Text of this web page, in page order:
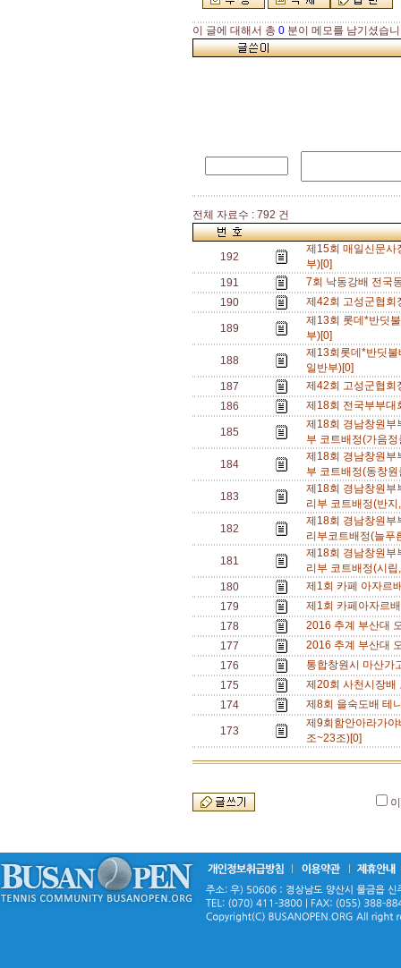
이 글에 대해서 총 0 분이 메모를 남기셨습
전체 자료수 : 792 건
192
제15회 매일신문사
부)[0]
191
7회 낙동강배 전국
190
제42회 고성군협
189
제13회 롯데*반딧
부)[0]
188
제13회롯데*반딧
일반부)[0]
187
제42회 고성군협
186
제18회 전국부부
185
제18회 경남창원부
부 코트배정(가음
184
제18회 경남창원부
부 코트배정(동창
183
제18회 경남창원부
리부 코트배정(반
182
제18회 경남창원부
리부코트배정(늘
181
제18회 경남창원부
리부 코트배정(시
180
제1회 카페 아자르
179
제1회 카페아자르
178
2016 추계 부산대
177
2016 추계 부산대
176
통합창원시 마산가
175
제20회 사천시장
174
제8회 을숙도배 테
173
제9회함안아라가
조~23조)[0]